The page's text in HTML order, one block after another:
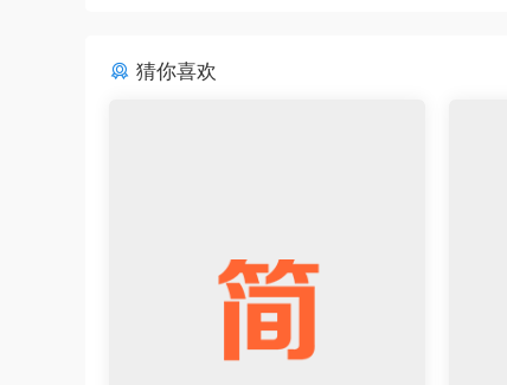
猜你喜欢